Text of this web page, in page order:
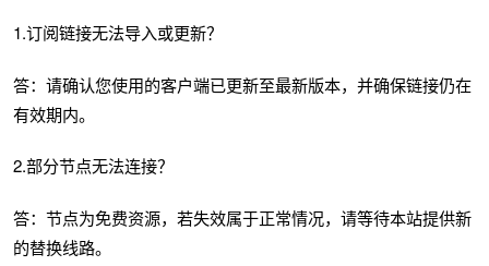
1.订阅链接无法导入或更新？
答：请确认您使用的客户端已更新至最新版本，并确保链接仍在
有效期内。
2.部分节点无法连接？
答：节点为免费资源，若失效属于正常情况，请等待本站提供新
的替换线路。